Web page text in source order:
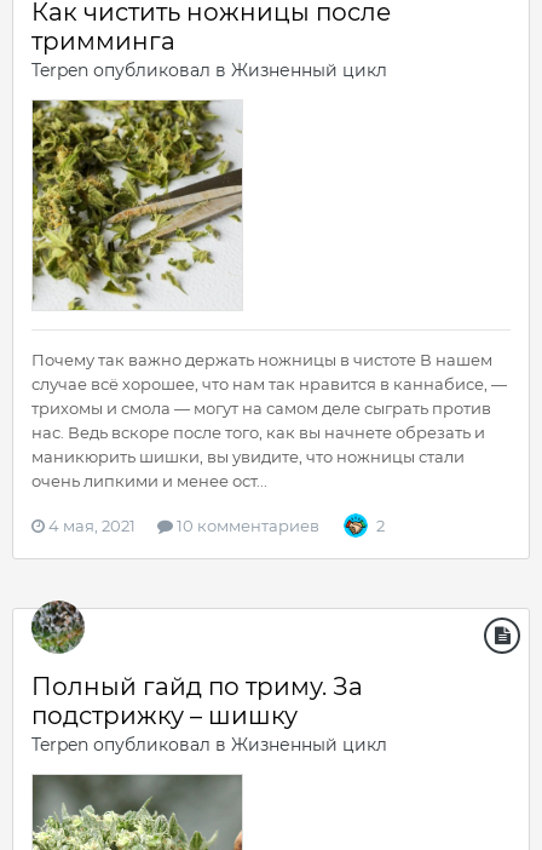
Как чистить ножницы после
тримминга
Terpen опубликовал в Жизненный цикл
Почему так важно держать ножницы в чистоте В нашем
случае всё хорошее, что нам так нравится в каннабисе, —
трихомы и смола — могут на самом деле сыграть против
нас. Ведь вскоре после того, как вы начнете обрезать и
маникюрить шишки, вы увидите, что ножницы стали
очень липкими и менее ост...
4 мая, 2021 10 комментариев 2
Полный гайд по триму. За
подстрижку – шишку
Terpen опубликовал в Жизненный цикл